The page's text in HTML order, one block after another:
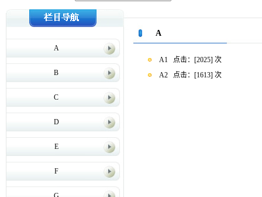
A
B
C
D
E
F
A
A1点击：[2025] 次
A2点击：[1613] 次